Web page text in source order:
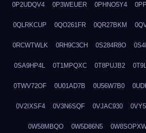
0P2UDQV4 0P3WEUER 0PHNO5Y4
0QLRKCUP 0QO261FR 0QR27BKM
0RCWTWLK 0RH9C3CH 0S284R8O
0SA9HP4L 0T1MPQXC 0T8PUJB2
0TWV72OF 0U01AD7B 0U56W7B0
0V2IXSF4 0V3N6SQF 0VJAC930
0W58MBQO 0W5D86N5